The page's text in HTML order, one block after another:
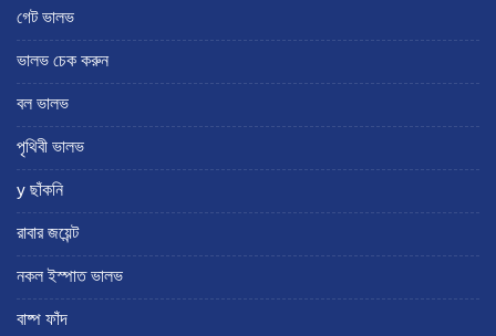
গেট ভালভ
ভালভ চেক করুন
বল ভালভ
পৃথিবী ভালভ
y ছাঁকনি
রাবার জয়েন্ট
নকল ইস্পাত ভালভ
বাষ্প ফাঁদ